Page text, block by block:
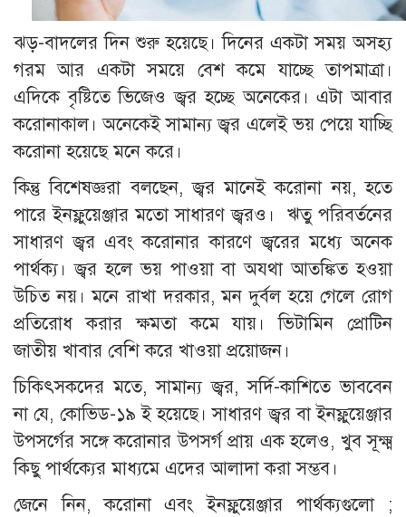
ঝড়-বাদলের দিন শুরু হয়েছে। দিনের একটা সময় অসহ্য
গরম আর একটা সময়ে বেশ কমে যাচ্ছে তাপমাত্রা।
এদিকে বৃষ্টিতে ভিজেও জ্বর হচ্ছে অনেকের। এটা আবার
করোনাকাল। অনেকেই সামান্য জ্বর এলেই ভয় পেয়ে যাচ্ছি
করোনা হয়েছে মনে করে।
কিন্তু বিশেষজ্ঞরা বলছেন, জ্বর মানেই করোনা নয়, হতে
পারে ইনফ্লুয়েঞ্জার মতো সাধারণ জ্বরও। ঋতু পরিবর্তনের
সাধারণ জ্বর এবং করোনার কারণে জ্বরের মধ্যে অনেক
পার্থক্য। জ্বর হলে ভয় পাওয়া বা অযথা আতঙ্কিত হওয়া
উচিত নয়। মনে রাখা দরকার, মন দুর্বল হয়ে গেলে রোগ
প্রতিরোধ করার ক্ষমতা কমে যায়। ভিটামিন প্রোটিন
জাতীয় খাবার বেশি করে খাওয়া প্রয়োজন।
চিকিৎসকদের মতে, সামান্য জ্বর, সর্দি-কাশিতে ভাববেন
না যে, কোভিড-১৯ ই হয়েছে। সাধারণ জ্বর বা ইনফ্লুয়েঞ্জার
উপসর্গের সঙ্গে করোনার উপসর্গ প্রায় এক হলেও, খুব সূক্ষ্ম
কিছু পার্থক্যের মাধ্যমে এদের আলাদা করা সম্ভব।
জেনে নিন, করোনা এবং ইনফ্লুয়েঞ্জার পার্থক্যগুলো ;